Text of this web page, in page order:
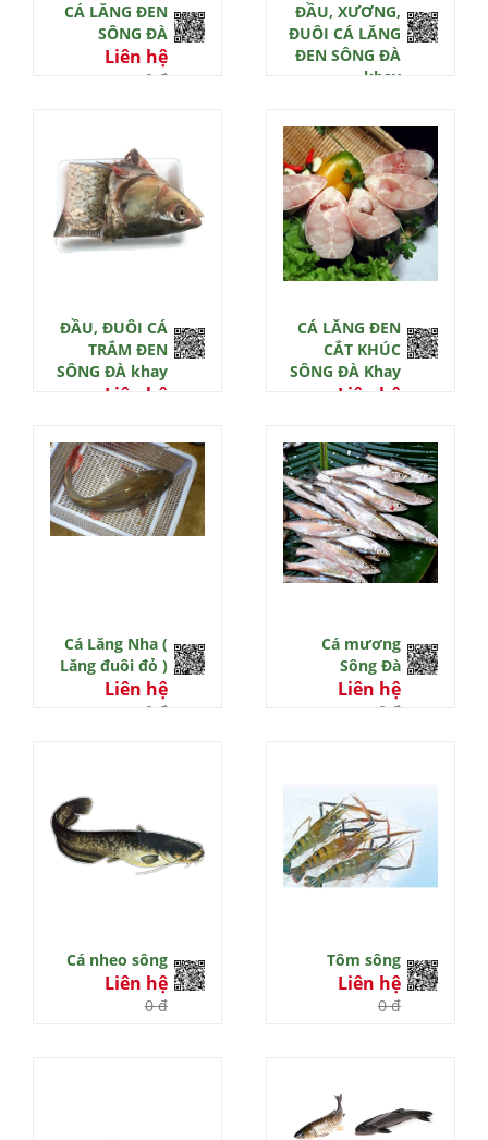
CÁ LĂNG ĐEN
SÔNG ĐÀ
Liên hệ
0 đ
ĐẦU, XƯƠNG,
ĐUÔI CÁ LĂNG
ĐEN SÔNG ĐÀ
khay
0 đ
ĐẦU, ĐUÔI CÁ
TRẮM ĐEN
SÔNG ĐÀ khay
Liên hệ
CÁ LĂNG ĐEN
CẮT KHÚC
SÔNG ĐÀ Khay
Liên hệ
Cá Lăng Nha (
Lăng đuôi đỏ )
Liên hệ
0 đ
Cá mương
Sông Đà
Liên hệ
0 đ
Cá nheo sông
Liên hệ
0 đ
Tôm sông
Liên hệ
0 đ